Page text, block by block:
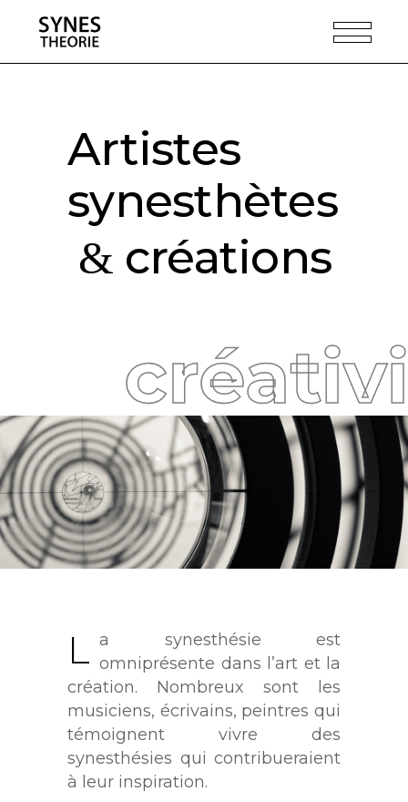
Artistes
synesthètes
& créations
L a synesthésie est
omniprésente dans l’art et la
création. Nombreux sont les
musiciens, écrivains, peintres qui
témoignent vivre des
synesthésies qui contribueraient
à leur inspiration.